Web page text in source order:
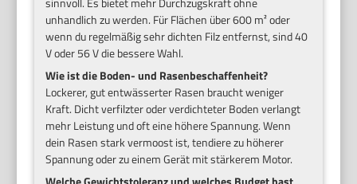
unhandlich zu werden. Für Flächen über 600 m² oder
wenn du regelmäßig sehr dichten Filz entfernst, sind 40
V oder 56 V die bessere Wahl.
Wie ist die Boden- und Rasenbeschaffenheit?
Lockerer, gut entwässerter Rasen braucht weniger
Kraft. Dicht verfilzter oder verdichteter Boden verlangt
mehr Leistung und oft eine höhere Spannung. Wenn
dein Rasen stark vermoost ist, tendiere zu höherer
Spannung oder zu einem Gerät mit stärkerem Motor.